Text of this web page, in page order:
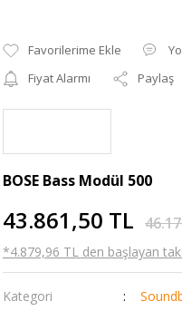
Fiyat Alarmı
Paylaş
BOSE Bass Modül 500
43.861,50 TL
*4.879,96 TL den başlayan
Kategori